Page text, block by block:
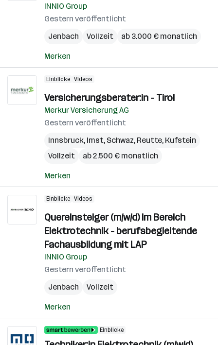
INNIO Group
Gestern veröffentlicht
Jenbach
Vollzeit ab 3.000 € monatlich
Merken
Einblicke Videos
Versicherungsberater:in - Tirol
Merkur Versicherung AG
Gestern veröffentlicht
Innsbruck, Imst, Schwaz, Reutte, Kufstein
Vollzeit
ab 2.500 € monatlich
Merken
Einblicke Videos
Quereinsteiger (m/w/d) im Bereich
Elektrotechnik - berufsbegleitende
Fachausbildung mit LAP
INNIO Group
Gestern veröffentlicht
Jenbach
Vollzeit
Merken
Einblicke